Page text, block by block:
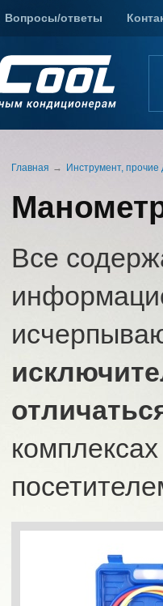
Вопросы/ответы
Главная Инструмент, прочие
Все